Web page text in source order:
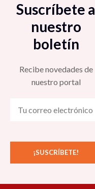
Suscríbete a
nuestro
boletín
Recibe novedades de
nuestro portal